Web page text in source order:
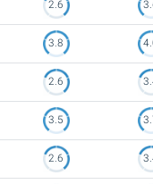
2.6
3.8
2.6
3.5
2.6